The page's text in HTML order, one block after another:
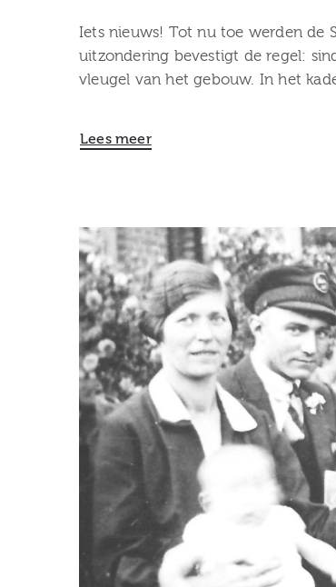
Iets nieuws! Tot nu toe werden de
uitzondering bevestigt de regel:
vleugel van het gebouw. In het
Lees meer